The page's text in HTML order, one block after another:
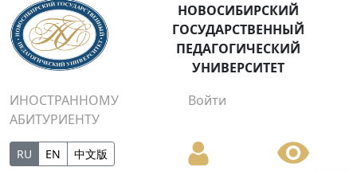
НОВОСИБИРСКИЙ
ГОСУДАРСТВЕННЫЙ
ПЕДАГОГИЧЕСКИЙ
УНИВЕРСИТЕТ
ИНОСТРАННОМУ
АБИТУРИЕНТУ
Войти
RU EN 中文版